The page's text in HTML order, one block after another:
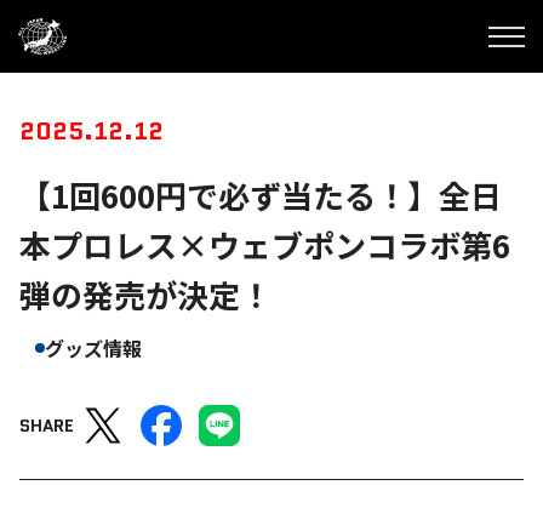
2025.12.12
【1回600円で必ず当たる！】全日
本プロレス×ウェブポンコラボ第6
弾の発売が決定！
グッズ情報
SHARE